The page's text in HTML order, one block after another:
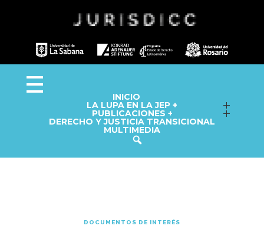
INICIO
LA LUPA EN LA JEP +
Seguimiento a macrocasos
Fichas técnicas
Cápsulas informativas
PUBLICACIONES +
Informes del Observatorio
Repositorio
DERECHO Y JUSTICIA TRANSICIONAL
MULTIMEDIA
DOCUMENTOS DE INTERÉS